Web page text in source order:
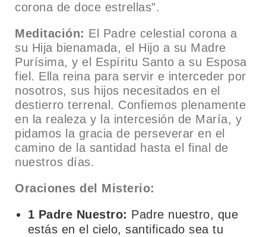
corona de doce estrellas”.
Meditación: El Padre celestial corona a
su Hija bienamada, el Hijo a su Madre
Purísima, y el Espíritu Santo a su Esposa
fiel. Ella reina para servir e interceder por
nosotros, sus hijos necesitados en el
destierro terrenal. Confiemos plenamente
en la realeza y la intercesión de María, y
pidamos la gracia de perseverar en el
camino de la santidad hasta el final de
nuestros días.
Oraciones del Misterio:
1 Padre Nuestro: Padre nuestro, que
estás en el cielo, santificado sea tu